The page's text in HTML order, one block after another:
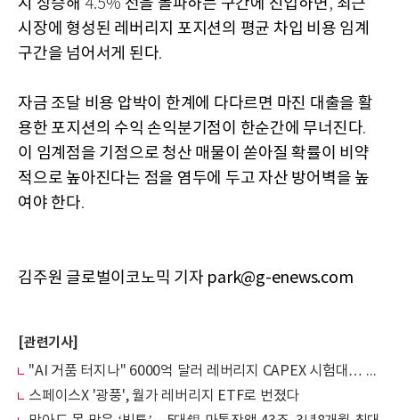
시 상승해 4.5% 선을 돌파하는 구간에 진입하면, 최근
시장에 형성된 레버리지 포지션의 평균 차입 비용 임계
구간을 넘어서게 된다.
자금 조달 비용 압박이 한계에 다다르면 마진 대출을 활
용한 포지션의 수익 손익분기점이 한순간에 무너진다.
이 임계점을 기점으로 청산 매물이 쏟아질 확률이 비약
적으로 높아진다는 점을 염두에 두고 자산 방어벽을 높
여야 한다.
김주원 글로벌이코노믹 기자 park@g-enews.com
[관련기사]
"AI 거품 터지나" 6000억 달러 레버리지 CAPEX 시험대… 내 HBM 주식 던져야 할까
스페이스X '광풍', 월가 레버리지 ETF로 번졌다